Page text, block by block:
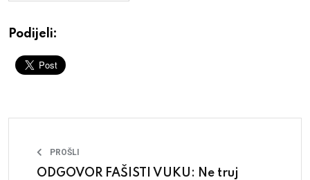
Podijeli:
PROŠLI
ODGOVOR FAŠISTI VUKU: Ne truj